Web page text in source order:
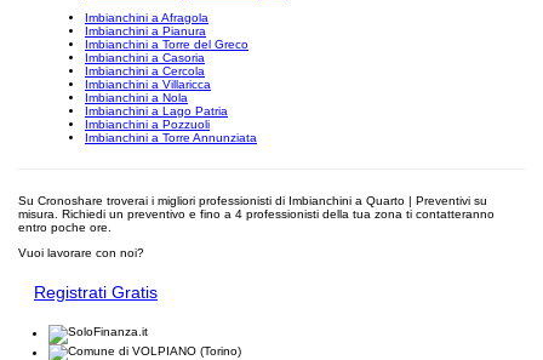
Imbianchini a Afragola
Imbianchini a Pianura
Imbianchini a Torre del Greco
Imbianchini a Casoria
Imbianchini a Cercola
Imbianchini a Villaricca
Imbianchini a Nola
Imbianchini a Lago Patria
Imbianchini a Pozzuoli
Imbianchini a Torre Annunziata
Su Cronoshare troverai i migliori professionisti di Imbianchini a Quarto | Preventivi su
misura. Richiedi un preventivo e fino a 4 professionisti della tua zona ti contatteranno
entro poche ore.
Vuoi lavorare con noi?
Registrati Gratis